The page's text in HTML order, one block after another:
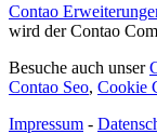
Contao
wird der Contao
Besuche auch unser
Contao Seo, Cookie
Impressum -